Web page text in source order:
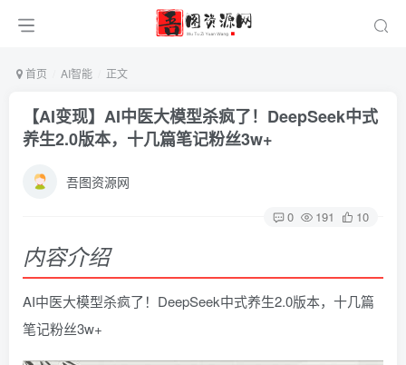
首页 AI智能 正文
【AI变现】AI中医大模型杀疯了！DeepSeek中式
养生2.0版本，十几篇笔记粉丝3w+
吾图资源网
0 191 10
内容介绍
AI中医大模型杀疯了！DeepSeek中式养生2.0版本，十几篇
笔记粉丝3w+